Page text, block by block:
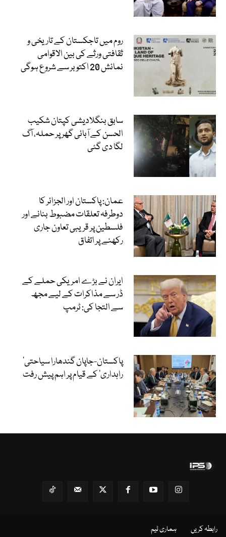
روم میں تاجکستان کے تاریخی و
ثقافتی ورثے کی بین الاقوامی
نمائش 20 اکتوبر سے شروع ہوگی
سابق بنگلادیشی کپتان شکیب
الحسن کے آبائی گھر پر حملہ، آگ
لگا دی گئی
عمان: پاکستان اور الجزائر کا
دوطرفہ تعلقات مضبوط بنانے اور
فلسطین پر قریبی تعاون جاری
رکھنے پر اتفاق
ایران نے بڑے امریکی حملے کے
ڈر سے مذاکرات کے لیے مجھ
سے التجا کی: ٹرمپ
‘پاکستان-جاپان گندھارا سیاحتی
راہداری’ کے قیام پر اہم پیش رفت
رابطہ کریں ہماری ٹیم